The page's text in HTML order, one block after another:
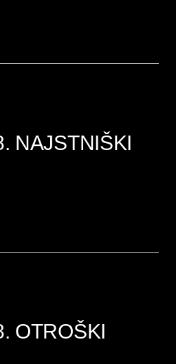
NAJSTNIŠKI
OTROŠKI